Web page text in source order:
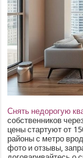
Снять недорогую
собственников
цены стартуют от
районы с метро
фото и отзывы,